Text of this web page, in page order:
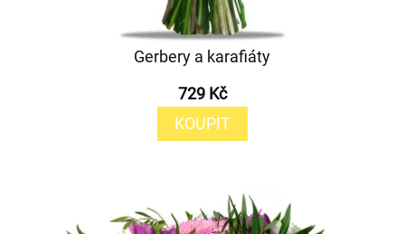
Gerbery a karafiáty
729 Kč
KOUPIT